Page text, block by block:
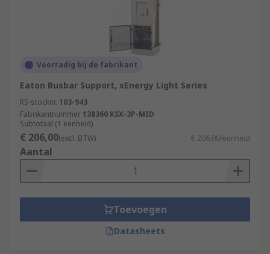
Voorradig bij de fabrikant
Eaton Busbar Support, xEnergy Light Series
RS-stocknr. 103-943
Fabrikantnummer 138360 KSX-3P-MID
Subtotaal (1 eenheid)
€ 206,00(excl. BTW) € 206,00/eenheid
Aantal
Toevoegen
Datasheets